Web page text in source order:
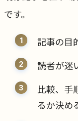
です。
記事の目
読者が迷
比較、手
るか決め